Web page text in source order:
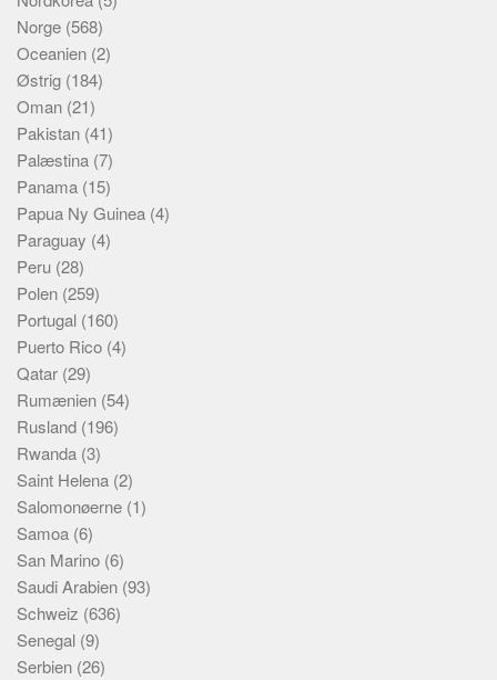
Norge (568)
Oceanien (2)
Østrig (184)
Oman (21)
Pakistan (41)
Palæstina (7)
Panama (15)
Papua Ny Guinea (4)
Paraguay (4)
Peru (28)
Polen (259)
Portugal (160)
Puerto Rico (4)
Qatar (29)
Rumænien (54)
Rusland (196)
Rwanda (3)
Saint Helena (2)
Salomonøerne (1)
Samoa (6)
San Marino (6)
Saudi Arabien (93)
Schweiz (636)
Senegal (9)
Serbien (26)